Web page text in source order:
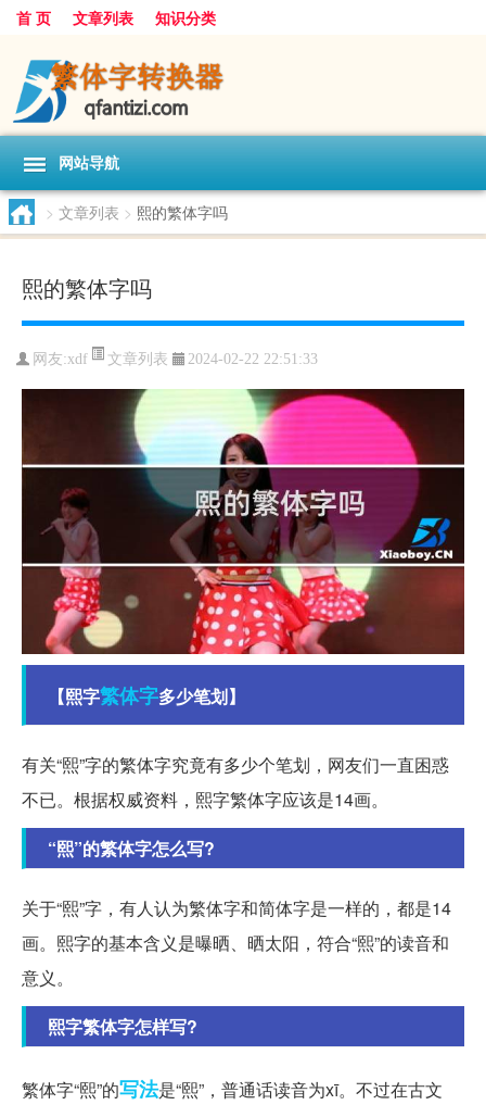
首 页 文章列表 知识分类
网站导航
> 文章列表 > 熙的繁体字吗
熙的繁体字吗
网友:xdf 文章列表 2024-02-22 22:51:33
【熙字繁体字多少笔划】
有关“熙”字的繁体字究竟有多少个笔划，网友们一直困惑
不已。根据权威资料，熙字繁体字应该是14画。
“熙”的繁体字怎么写?
关于“熙”字，有人认为繁体字和简体字是一样的，都是14
画。熙字的基本含义是曝晒、晒太阳，符合“熙”的读音和
意义。
熙字繁体字怎样写?
繁体字“熙”的写法是“熙”，普通话读音为xī。不过在古文